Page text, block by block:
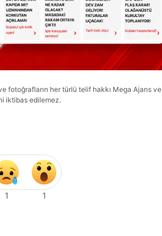
fotoğrafların her türlü telif hakkı Mega Ajans ve
iktibas edilemez.